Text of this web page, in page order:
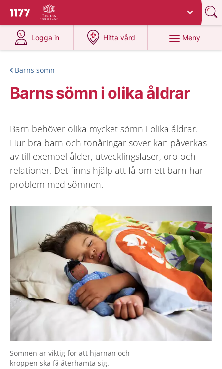
Till startsidan för 1177
Du har valt region
Logga in
på 1177.se
Hitta vård
på 1177.se
Meny
Barns sömn
Barns sömn i olika åldrar
Barn behöver olika mycket sömn i olika åldrar.
Hur bra barn och tonåringar sover kan påverkas
av till exempel ålder, utvecklingsfaser, oro och
relationer. Det finns hjälp att få om ett barn har
problem med sömnen.
Sömnen är viktig för att hjärnan och
kroppen ska få återhämta sig.